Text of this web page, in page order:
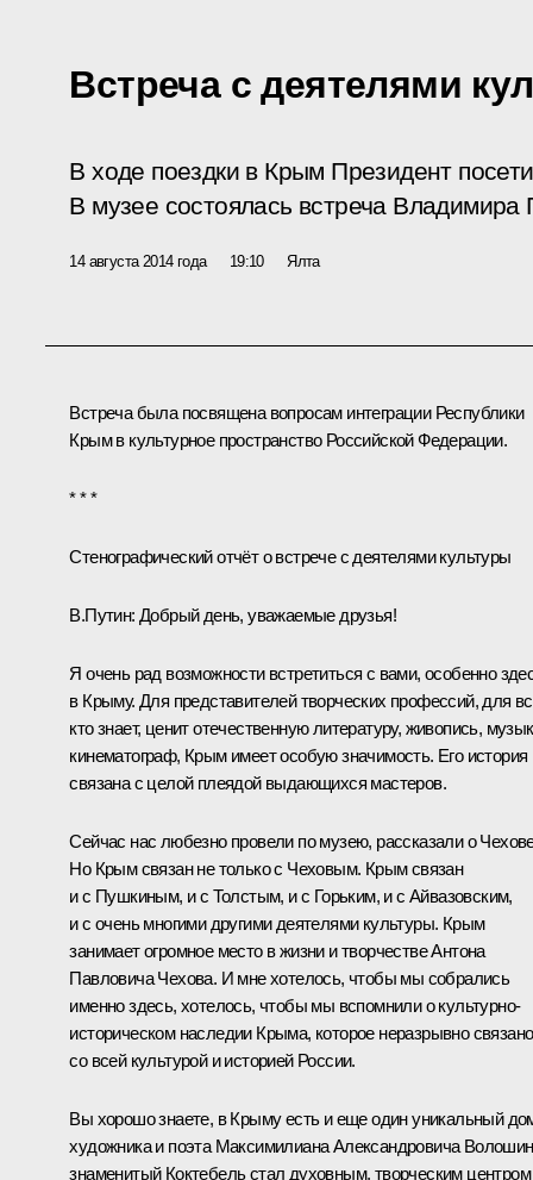
Встреча с деятелями
В ходе поездки в Крым Президент
В музее состоялась встреча Владимира
14 августа 2014 года 19:10 Ялта
Встреча была посвящена вопросам интеграции Республики
Крым в культурное пространство Российской Федерации.
* * *
Стенографический отчёт о встрече с деятелями культуры
В.Путин: Добрый день, уважаемые друзья!
Я очень рад возможности встретиться с вами, особенно
в Крыму. Для представителей творческих профессий, для
кто знает, ценит отечественную литературу, живопись,
кинематограф, Крым имеет особую значимость. Его история
связана с целой плеядой выдающихся мастеров.
Сейчас нас любезно провели по музею, рассказали о
Но Крым связан не только с Чеховым. Крым связан
и с Пушкиным, и с Толстым, и с Горьким, и с Айвазовским,
и с очень многими другими деятелями культуры. Крым
занимает огромное место в жизни и творчестве Антона
Павловича Чехова. И мне хотелось, чтобы мы собрались
именно здесь, хотелось, чтобы мы вспомнили о культурно-
историческом наследии Крыма, которое неразрывно связано
со всей культурой и историей России.
Вы хорошо знаете, в Крыму есть и еще один уникальный
художника и поэта Максимилиана Александровича
знаменитый Коктебель стал духовным, творческим центром